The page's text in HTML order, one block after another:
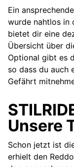
Ein
wurde nahtlos in
bietet dir eine
Übersicht über
Optional gibt es
so dass du auch
Gefährt
Unsere
Schon jetzt ist
erhielt den